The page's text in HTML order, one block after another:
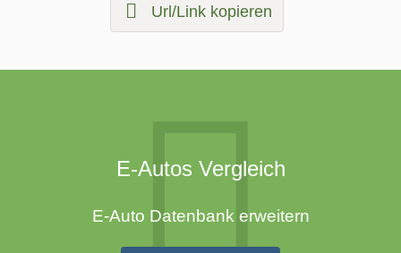
Url/Link kopieren
E-Autos Vergleich
E-Auto Datenbank erweitern